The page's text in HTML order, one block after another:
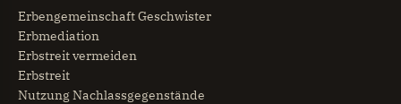
Erbengemeinschaft Geschwister
Erbmediation
Erbstreit vermeiden
Erbstreit
Nutzung Nachlassgegenstände